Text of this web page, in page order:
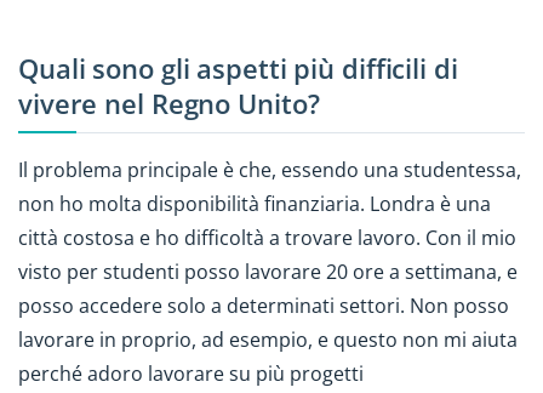
Quali sono gli aspetti più difficili di
vivere nel Regno Unito?
Il problema principale è che, essendo una studentessa,
non ho molta disponibilità finanziaria. Londra è una
città costosa e ho difficoltà a trovare lavoro. Con il mio
visto per studenti posso lavorare 20 ore a settimana, e
posso accedere solo a determinati settori. Non posso
lavorare in proprio, ad esempio, e questo non mi aiuta
perché adoro lavorare su più progetti